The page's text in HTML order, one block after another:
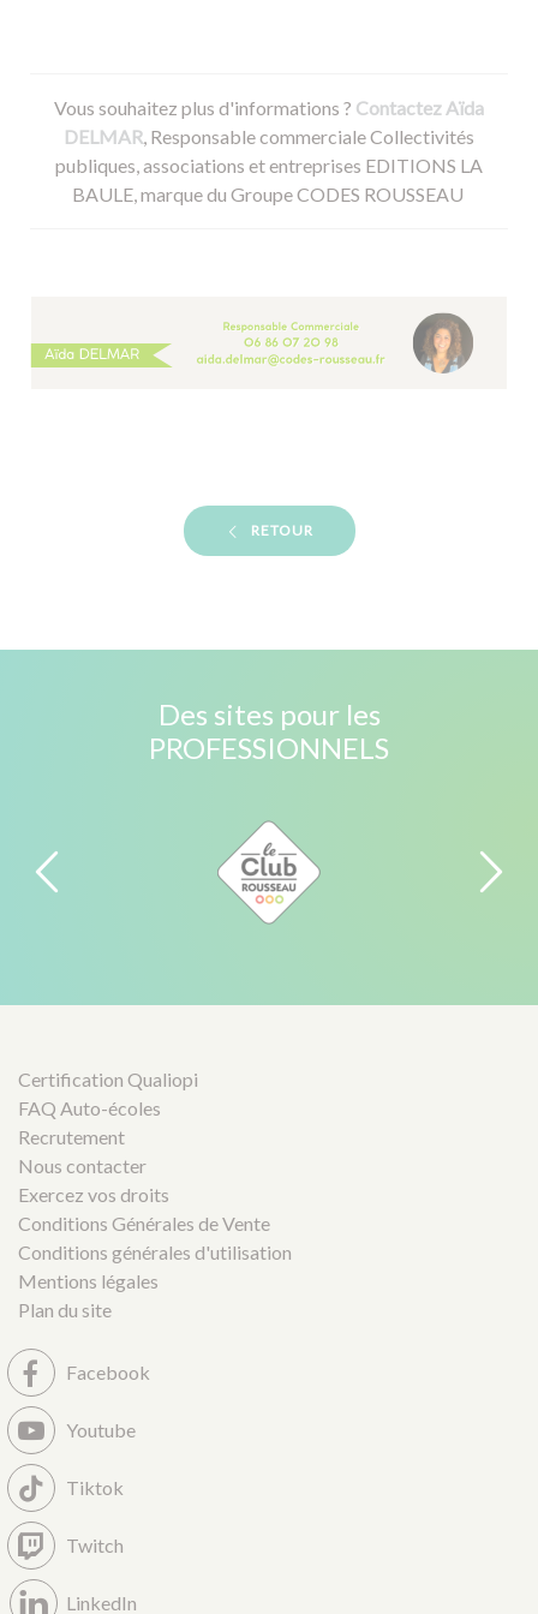
Vous souhaitez plus d'informations ? Contactez Aïda
DELMAR , Responsable commerciale Collectivités
publiques, associations et entreprises EDITIONS LA
BAULE, marque du Groupe CODES ROUSSEAU
RETOUR
Des sites pour les
PROFESSIONNELS
Certification Qualiopi
FAQ Auto-écoles
Recrutement
Nous contacter
Exercez vos droits
Conditions Générales de Vente
Conditions générales d'utilisation
Mentions légales
Plan du site
Facebook
Youtube
Tiktok
Twitch
LinkedIn